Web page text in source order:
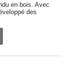
en bois. Avec
des